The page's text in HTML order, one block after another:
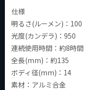
仕様
明るさ(ルーメン)：100
光度(カンデラ)：950
連続使用時間：約8時間
全長(mm)：約135
ボディ径(mm)：14
素材：アルミ合金